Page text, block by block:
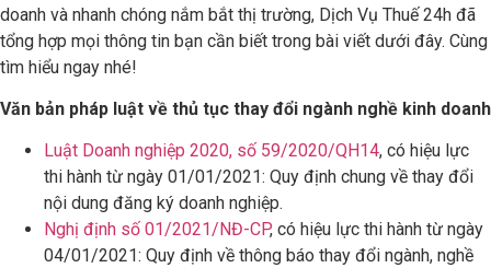
doanh và nhanh chóng nắm bắt thị trường, Dịch Vụ Thuế 24h đã
tổng hợp mọi thông tin bạn cần biết trong bài viết dưới đây. Cùng
tìm hiểu ngay nhé!
Văn bản pháp luật về thủ tục thay đổi ngành nghề kinh doanh
Luật Doanh nghiệp 2020, số 59/2020/QH14, có hiệu lực
thi hành từ ngày 01/01/2021: Quy định chung về thay đổi
nội dung đăng ký doanh nghiệp.
Nghị định số 01/2021/NĐ-CP, có hiệu lực thi hành từ ngày
04/01/2021: Quy định về thông báo thay đổi ngành, nghề